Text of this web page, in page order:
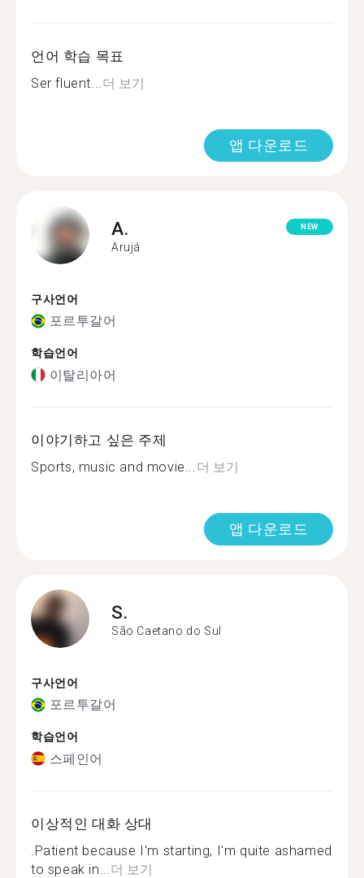
언어 학습 목표
Ser fluent... 더 보기
앱 다운로드
A.
Arujá
NEW
구사언어
포르투갈어
학습언어
이탈리아어
이야기하고 싶은 주제
Sports, music and movie... 더 보기
앱 다운로드
S.
São Caetano do Sul
구사언어
포르투갈어
학습언어
스페인어
이상적인 대화 상대
.Patient because I'm starting, I'm quite ashamed
to speak in... 더 보기